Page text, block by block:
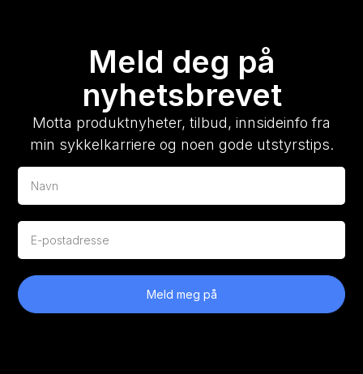
Meld deg på
nyhetsbrevet
Motta produktnyheter, tilbud, innsideinfo fra
min sykkelkarriere og noen gode utstyrstips.
Meld meg på